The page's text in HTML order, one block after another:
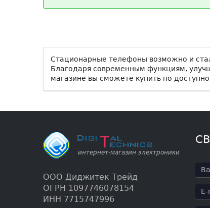
Стационарные телефоны возможно и
Благодаря современным функциям,
магазине вы сможете купить по
ООО Диджитек Трейд
ОГРН 1097746078154
ИНН 7715747996